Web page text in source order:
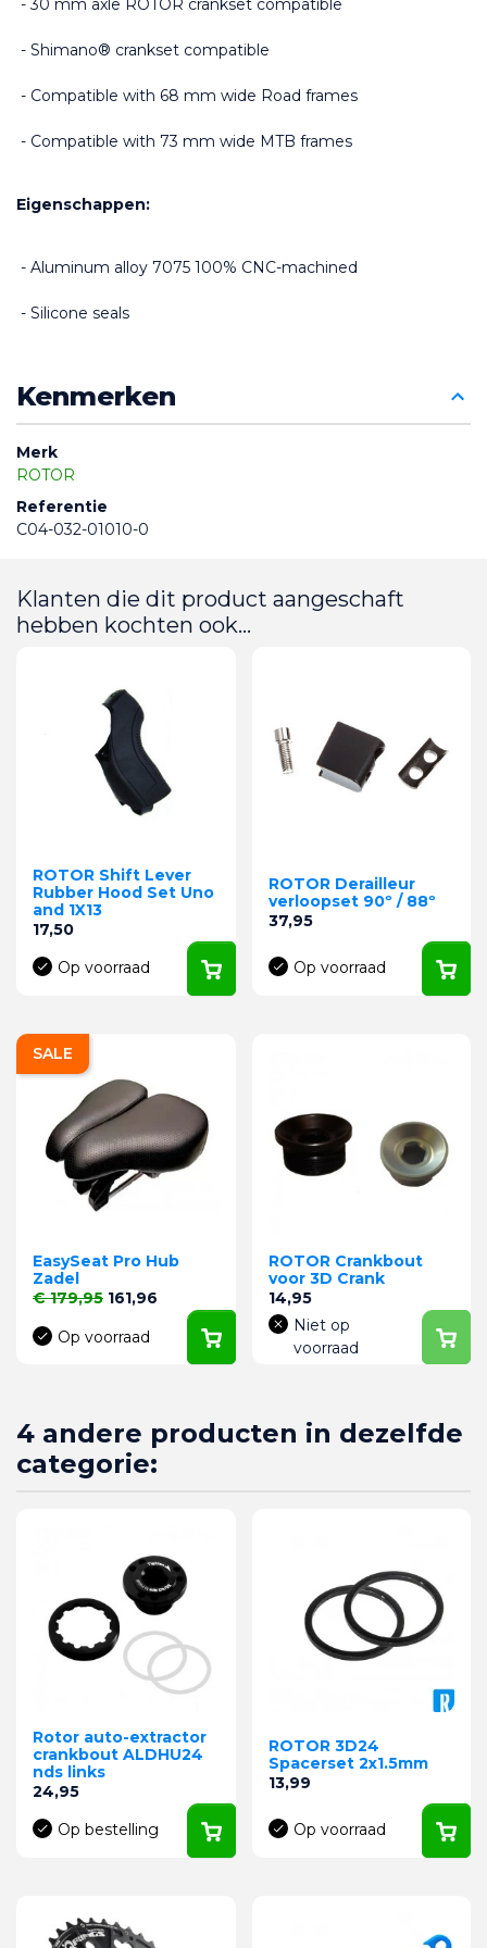
- 30 mm axle ROTOR crankset compatible
- Shimano® crankset compatible
- Compatible with 68 mm wide Road frames
- Compatible with 73 mm wide MTB frames
Eigenschappen:
- Aluminum alloy 7075 100% CNC-machined
- Silicone seals
Kenmerken
Merk
ROTOR
Referentie
C04-032-01010-0
Klanten die dit product aangeschaft
hebben kochten ook...
ROTOR Shift Lever
Rubber Hood Set Uno
and 1X13
Prijs
17,50
Op voorraad
ROTOR Derailleur
verloopset 90º / 88º
Prijs
37,95
Op voorraad
EasySeat Pro Hub
Zadel
Normale prijs
€ 179,95 Prijs
161,96
Op voorraad
SALE
ROTOR Crankbout
voor 3D Crank
Prijs
14,95
Niet op
voorraad
4 andere producten in dezelfde
categorie:
Rotor auto-extractor
crankbout ALDHU24
nds links
Prijs
24,95
Op bestelling
ROTOR 3D24
Spacerset 2x1.5mm
Prijs
13,99
Op voorraad